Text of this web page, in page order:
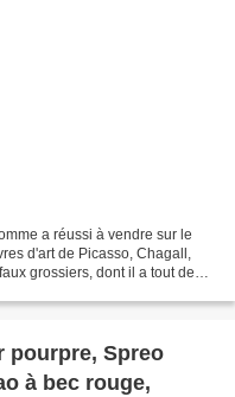
a réussi à vendre sur le
d'art de Picasso, Chagall,
grossiers, dont il a tout de
pourpre, Spreo
à bec rouge,